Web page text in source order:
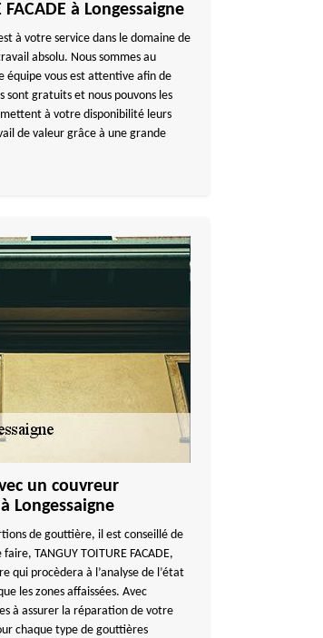
à Longessaigne
à votre service dans le domaine de
absolu. Nous sommes au
équipe vous est attentive afin de
sont gratuits et nous pouvons les
à votre disponibilité leurs
de valeur grâce à une grande
un couvreur
Longessaigne
de gouttière, il est conseillé de
TANGUY TOITURE FACADE,
qui procèdera à l’analyse de l’état
les zones affaissées. Avec
à assurer la réparation de votre
chaque type de gouttières